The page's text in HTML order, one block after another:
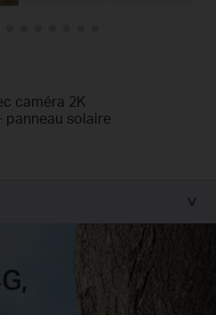
caméra 2K
solaire